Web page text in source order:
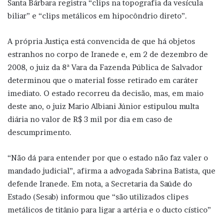
Santa Bárbara registra “clips na topografia da vesícula
biliar” e “clips metálicos em hipocôndrio direto”.
A própria Justiça está convencida de que há objetos
estranhos no corpo de Iranede e, em 2 de dezembro de
2008, o juiz da 8ª Vara da Fazenda Pública de Salvador
determinou que o material fosse retirado em caráter
imediato. O estado recorreu da decisão, mas, em maio
deste ano, o juiz Mario Albiani Júnior estipulou multa
diária no valor de R$ 3 mil por dia em caso de
descumprimento.
“Não dá para entender por que o estado não faz valer o
mandado judicial”, afirma a advogada Sabrina Batista, que
defende Iranede. Em nota, a Secretaria da Saúde do
Estado (Sesab) informou que “são utilizados clipes
metálicos de titânio para ligar a artéria e o ducto cístico”